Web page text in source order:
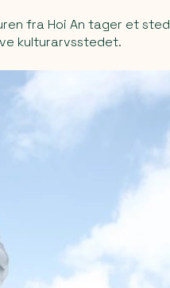
fra Hoi An tager et sted
kulturarvsstedet.